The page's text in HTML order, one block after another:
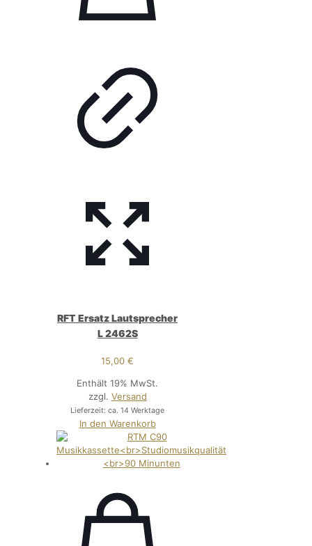
RFT Ersatz Lautsprecher
L 2462S
15,00€
Enthält 19% MwSt.
zzgl. Versand
Lieferzeit: ca. 14 Werktage
In den Warenkorb